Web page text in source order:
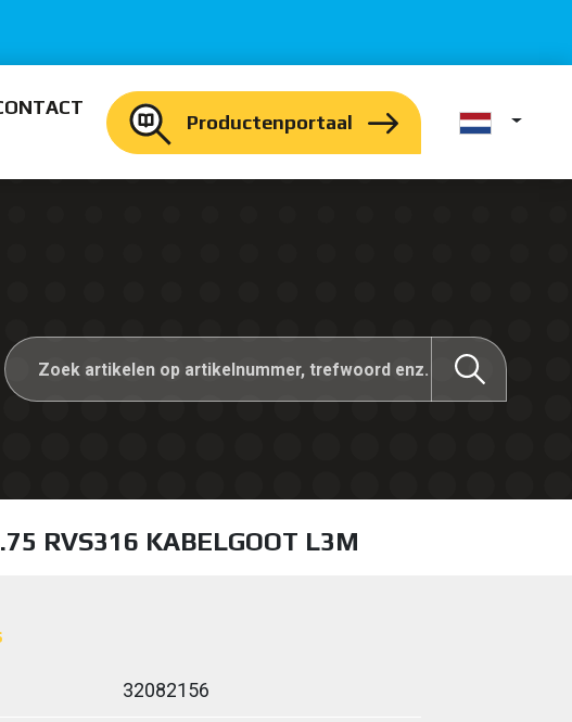
Productenportaal
RVS316 KABELGOOT L3M
32082156